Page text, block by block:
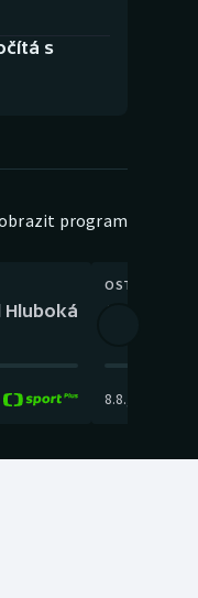
s
program
Hluboká
OSTATNÍ
8.8.